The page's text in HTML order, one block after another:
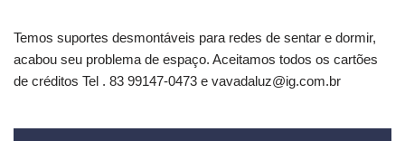
Temos suportes desmontáveis para redes de sentar e dormir,
acabou seu problema de espaço. Aceitamos todos os cartões
de créditos Tel . 83 99147-0473 e vavadaluz@ig.com.br